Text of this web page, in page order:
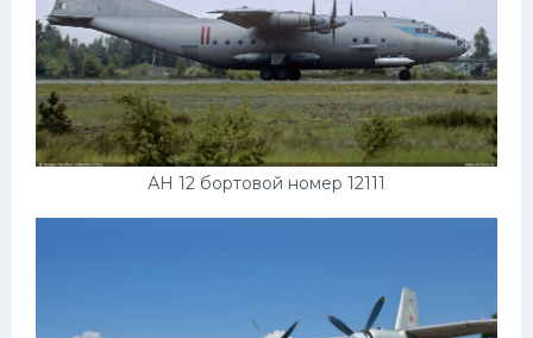
АН 12 бортовой номер 12111
Автобусы
Хонда
Грузовики
Шевроле
Феррари